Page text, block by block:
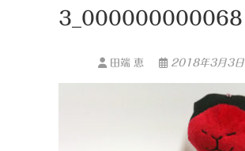
3_000000000068
田端 恵 2018年3月3日